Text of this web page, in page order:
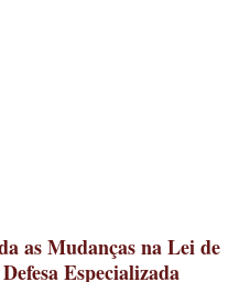
as Mudanças na Lei de
Especializada